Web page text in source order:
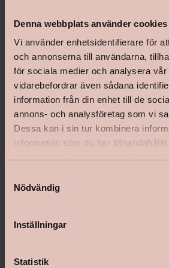
Denna webbplats använder cookies
Vi använder enhetsidentifierare för
och annonserna till användarna,
för sociala medier och analysera
vidarebefordrar även sådana
information från din enhet till de
annons- och analysföretag som vi
Dessa kan i sin tur kombinera
information som du har
Nödvändig
Inställningar
Statistik